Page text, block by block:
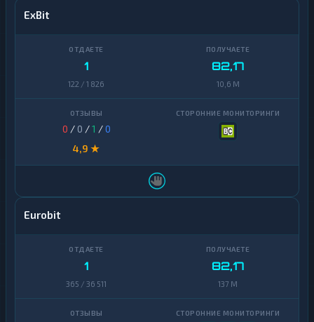
ExBit
1
122 / 1 826
82,17
10,6 M
0 / 0 /1 /0
4,9 ★
Eurobit
1
365 / 36 511
82,17
137 M